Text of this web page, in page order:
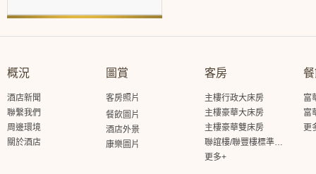
概況
酒店新聞
聯繫我們
周邊環境
關於酒店
圖賞
客房照片
餐飲圖片
酒店外景
康樂圖片
客房
主樓行政大床房
主樓豪華大床房
主樓豪華雙床房
聯誼樓/聯豐樓標準大床房
更多+
富
富
更